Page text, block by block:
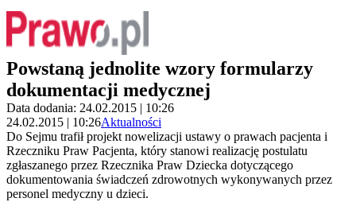
Powstaną jednolite wzory formularzy
dokumentacji medycznej
Data dodania: 24.02.2015 | 10:26
24.02.2015 | 10:26Aktualności
Do Sejmu trafił projekt nowelizacji ustawy o prawach pacjenta i
Rzeczniku Praw Pacjenta, który stanowi realizację postulatu
zgłaszanego przez Rzecznika Praw Dziecka dotyczącego
dokumentowania świadczeń zdrowotnych wykonywanych przez
personel medyczny u dzieci.